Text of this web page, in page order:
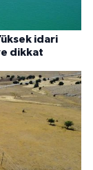
idari
dikkat